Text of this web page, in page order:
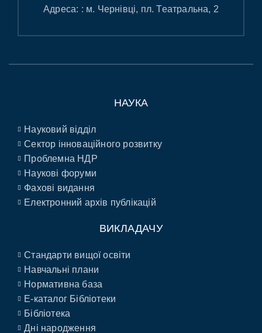
Адреса: : м. Чернівці, пл. Театральна, 2
НАУКА
Науковий відділ
Сектор інноваційного розвитку
Проблемна НДР
Наукові форуми
Фахові видання
Електронний архів публікацій
ВИКЛАДАЧУ
Стандарти вищої освіти
Навчальні плани
Нормативна база
E-каталог Бібліотеки
Бібліотека
Дні народження